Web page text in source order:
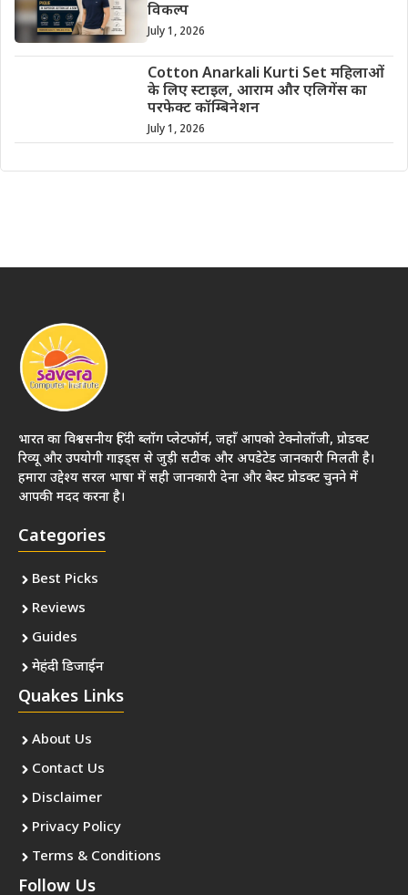
विकल्प
July 1, 2026
Cotton Anarkali Kurti Set महिलाओं
के लिए स्टाइल, आराम और एलिगेंस का
परफेक्ट कॉम्बिनेशन
July 1, 2026
भारत का विश्वसनीय हिंदी ब्लॉग प्लेटफॉर्म, जहाँ आपको टेक्नोलॉजी, प्रोडक्ट
रिव्यू और उपयोगी गाइड्स से जुड़ी सटीक और अपडेटेड जानकारी मिलती है।
हमारा उद्देश्य सरल भाषा में सही जानकारी देना और बेस्ट प्रोडक्ट चुनने में
आपकी मदद करना है।
Categories
Best Picks
Reviews
Guides
मेहंदी डिजाईन
Quakes Links
About Us
Contact Us
Disclaimer
Privacy Policy
Terms & Conditions
Follow Us